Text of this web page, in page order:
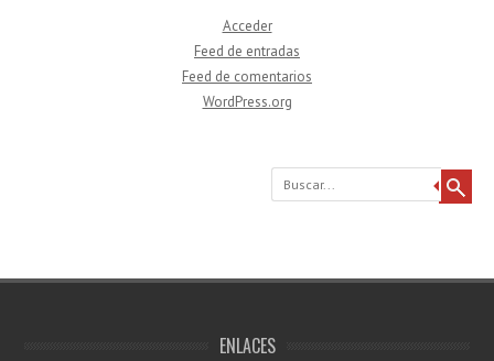
Acceder
Feed de entradas
Feed de comentarios
WordPress.org
Buscar
ENLACES